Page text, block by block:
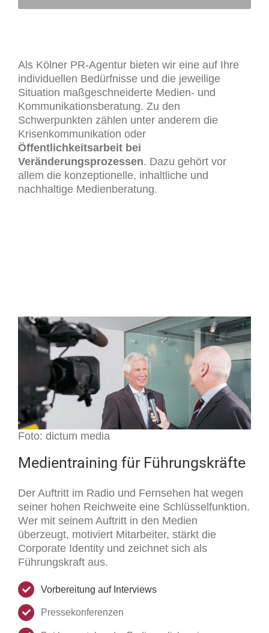
Als Kölner PR-Agentur bieten wir eine auf Ihre
individuellen Bedürfnisse und die jeweilige
Situation maßgeschneiderte Medien- und
Kommunikationsberatung. Zu den
Schwerpunkten zählen unter anderem die
Krisenkommunikation oder
Öffentlichkeitsarbeit bei
Veränderungsprozessen. Dazu gehört vor
allem die konzeptionelle, inhaltliche und
nachhaltige Medienberatung.
Foto: dictum media
Medientraining für Führungskräfte
Der Auftritt im Radio und Fernsehen hat wegen
seiner hohen Reichweite eine Schlüsselfunktion.
Wer mit seinem Auftritt in den Medien
überzeugt, motiviert Mitarbeiter, stärkt die
Corporate Identity und zeichnet sich als
Führungskraft aus.
Vorbereitung auf Interviews
Pressekonferenzen